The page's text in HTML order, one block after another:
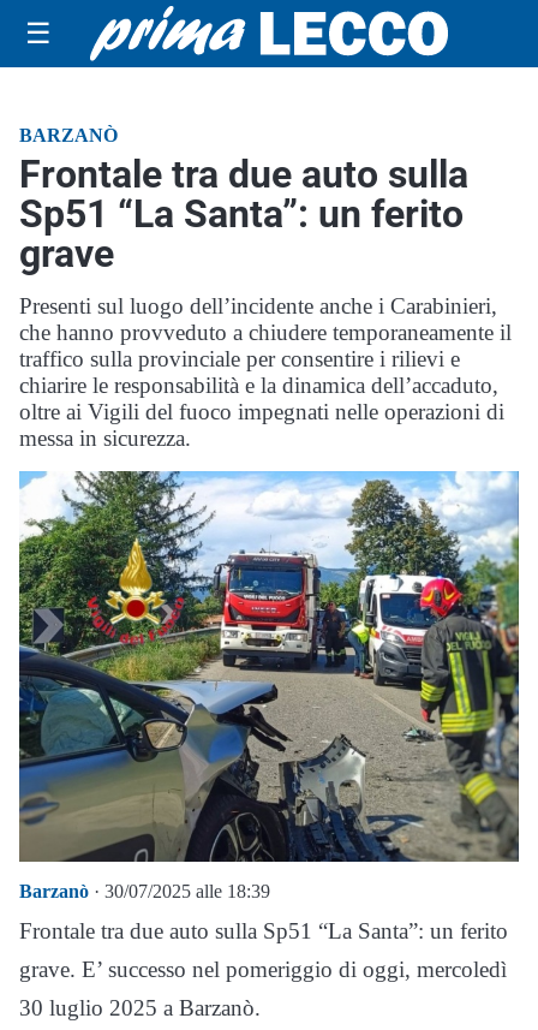
☰
BARZANÒ
Frontale tra due auto sulla
Sp51 “La Santa”: un ferito
grave
Presenti sul luogo dell’incidente anche i Carabinieri,
che hanno provveduto a chiudere temporaneamente il
traffico sulla provinciale per consentire i rilievi e
chiarire le responsabilità e la dinamica dell’accaduto,
oltre ai Vigili del fuoco impegnati nelle operazioni di
messa in sicurezza.
Barzanò · 30/07/2025 alle 18:39
Frontale tra due auto sulla Sp51 “La Santa”: un ferito
grave. E’ successo nel pomeriggio di oggi, mercoledì
30 luglio 2025 a Barzanò.